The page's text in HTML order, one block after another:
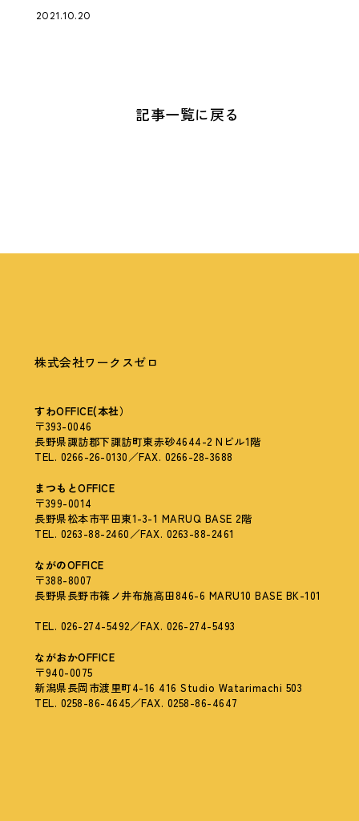
2021.10.20
記事一覧に戻る
株式会社ワークスゼロ
すわOFFICE(本社）
〒393-0046
長野県諏訪郡下諏訪町東赤砂4644-2 Nビル1階
TEL. 0266-26-0130／FAX. 0266-28-3688
まつもとOFFICE
〒399-0014
長野県松本市平田東1-3-1 MARUQ BASE 2階
TEL. 0263-88-2460／FAX. 0263-88-2461
ながのOFFICE
〒388-8007
長野県長野市篠ノ井布施高田846-6 MARU10 BASE BK-101
TEL. 026-274-5492／FAX. 026-274-5493
ながおかOFFICE
〒940-0075
新潟県長岡市渡里町4-16 416 Studio Watarimachi 503
TEL. 0258-86-4645／FAX. 0258-86-4647